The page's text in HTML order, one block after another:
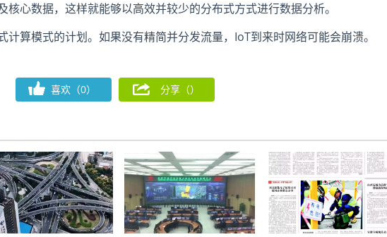
核心数据，这样就能够以高效并较少的分布式方式进行数据分析。
计算模式的计划。如果没有精简并分发流量，IoT到来时网络可能会崩溃。
喜欢（0） 分享（）